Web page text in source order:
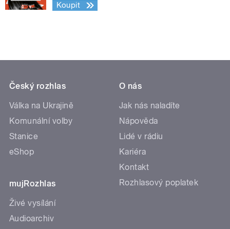
Koupit
Český rozhlas
Válka na Ukrajině
Komunální volby
Stanice
eShop
mujRozhlas
Živé vysílání
Audioarchiv
O nás
Jak nás naladíte
Nápověda
Lidé v rádiu
Kariéra
Kontakt
Rozhlasový poplatek